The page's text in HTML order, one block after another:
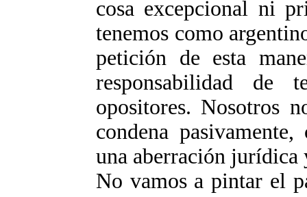
cosa excepcional ni
tenemos como
petición de esta
responsabilidad de
opositores. Nosotros
condena
una aberración
No vamos a pintar el